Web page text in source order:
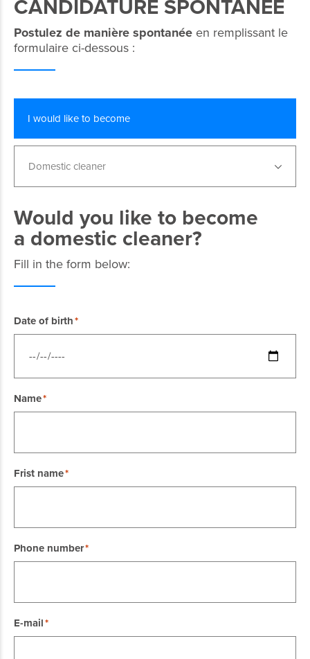
CANDIDATURE SPONTANÉE
Postulez de manière spontanée en remplissant le
formulaire ci-dessous :
I would like to become
Domestic cleaner
Would you like to become
a domestic cleaner?
Fill in the form below:
Date of birth
Name
Frist name
Phone number
E-mail